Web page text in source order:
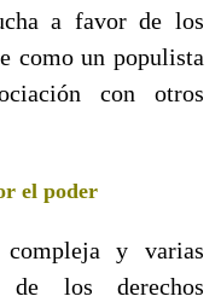
a favor de los
como un populista
con otros
el poder
compleja y varias
de los derechos